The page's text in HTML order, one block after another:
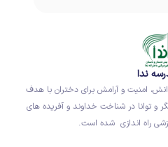
ندا
امنیت و آرامش برای دختران با هدف
و توانا در شناخت خداوند و آفریده های
راه اندازی شده است.